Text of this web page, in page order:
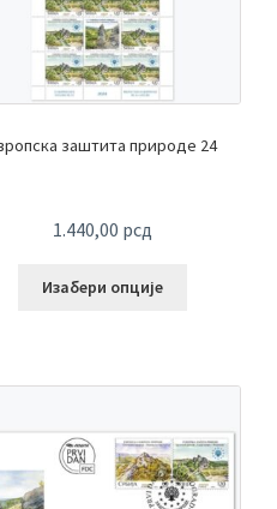
заштита природе 24
1.440,00 рсд
Изабери опције